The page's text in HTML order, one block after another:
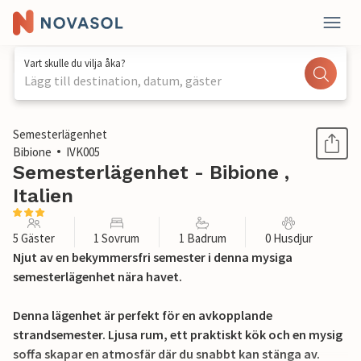
Vart skulle du vilja åka?
Lägg till destination, datum, gäster
1 / 21
Semesterlägenhet
Bibione
IVK005
Semesterlägenhet - Bibione ,
Italien
5 Gäster 1 Sovrum 1 Badrum 0 Husdjur
Njut av en bekymmersfri semester i denna mysiga
semesterlägenhet nära havet.
Denna lägenhet är perfekt för en avkopplande
strandsemester. Ljusa rum, ett praktiskt kök och en mysig
soffa skapar en atmosfär där du snabbt kan stänga av.